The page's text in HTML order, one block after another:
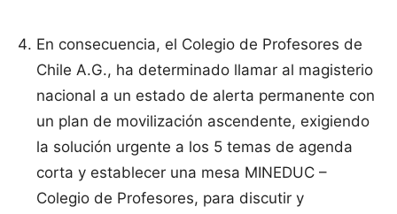
En consecuencia, el Colegio de Profesores de
Chile A.G., ha determinado llamar al magisterio
nacional a un estado de alerta permanente con
un plan de movilización ascendente, exigiendo
la solución urgente a los 5 temas de agenda
corta y establecer una mesa MINEDUC –
Colegio de Profesores, para discutir y